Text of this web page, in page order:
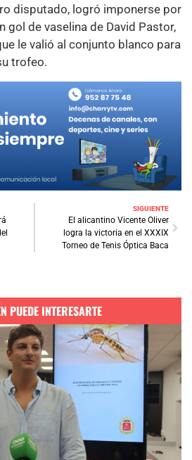
disputado, logró imponerse por
gol de vaselina de David Pastor,
le valió al conjunto blanco para
trofeo.
SIGUIENTE
El alicantino Vicente Oliver
logra la victoria en el XXXIX
Torneo de Tenis Óptica Baca
PUEDE INTERESARTE